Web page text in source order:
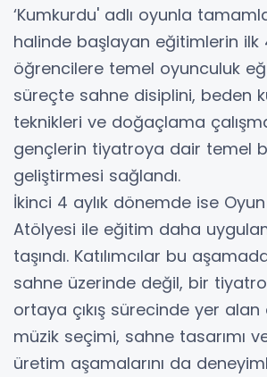
‘Kumkurdu' adlı oyunla
halinde başlayan eğitimlerin ilk
öğrencilere temel oyunculuk
süreçte sahne disiplini, beden
teknikleri ve doğaçlama
gençlerin tiyatroya dair temel
geliştirmesi sağlandı.
İkinci 4 aylık dönemde ise
Atölyesi ile eğitim daha
taşındı. Katılımcılar bu
sahne üzerinde değil, bir
ortaya çıkış sürecinde yer
müzik seçimi, sahne tasarımı
üretim aşamalarını da